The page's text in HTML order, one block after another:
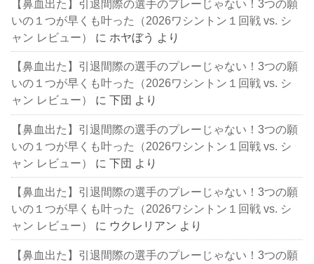
【鼻血出た】引退間際の選手のプレーじゃない！3つの願
いの１つが早くも叶った（2026ワシントン１回戦 vs. シ
ャン レビュー）
に ホヤぼう より
【鼻血出た】引退間際の選手のプレーじゃない！3つの願
いの１つが早くも叶った（2026ワシントン１回戦 vs. シ
ャン レビュー）
に下団 より
【鼻血出た】引退間際の選手のプレーじゃない！3つの願
いの１つが早くも叶った（2026ワシントン１回戦 vs. シ
ャン レビュー）
に下団 より
【鼻血出た】引退間際の選手のプレーじゃない！3つの願
いの１つが早くも叶った（2026ワシントン１回戦 vs. シ
ャン レビュー）
に ウクレリアン より
【鼻血出た】引退間際の選手のプレーじゃない！3つの願